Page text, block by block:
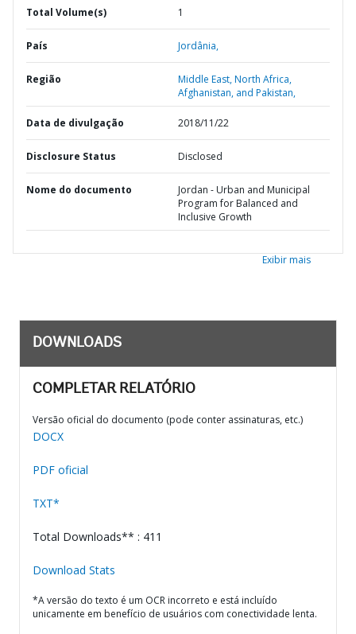
Total Volume(s) 1
País Jordânia,
Região
Middle East, North Africa,
Afghanistan, and Pakistan,
Data de divulgação 2018/11/22
Disclosure Status Disclosed
Nome do documento
Jordan - Urban and Municipal
Program for Balanced and
Inclusive Growth
Exibir mais
DOWNLOADS
COMPLETAR RELATÓRIO
Versão oficial do documento (pode conter assinaturas, etc.)
DOCX
PDF oficial
TXT*
Total Downloads** : 411
Download Stats
*A versão do texto é um OCR incorreto e está incluído
unicamente em benefício de usuários com conectividade lenta.